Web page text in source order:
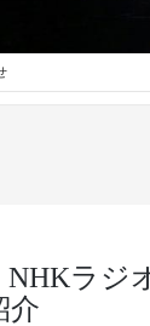
NHKラ
介